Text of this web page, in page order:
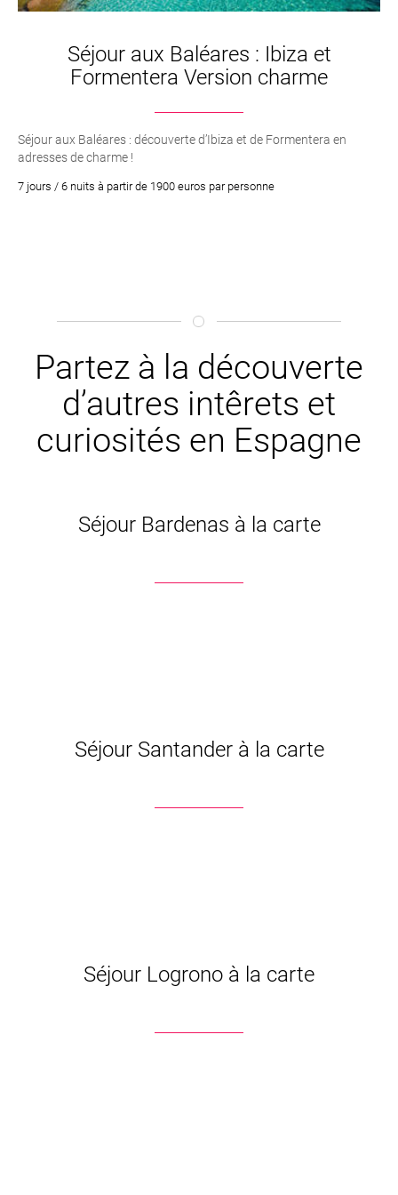
des voyages sur mesure !
Séjour aux Baléares : Ibiza et
Formentera Version charme
Séjour aux Baléares : découverte d’Ibiza et de Formentera en
adresses de charme !
7 jours / 6 nuits à partir de 1900 euros par personne
Partez à la découverte
d’autres intêrets et
curiosités en Espagne
Séjour Bardenas à la carte
Séjour Santander à la carte
Séjour Logrono à la carte